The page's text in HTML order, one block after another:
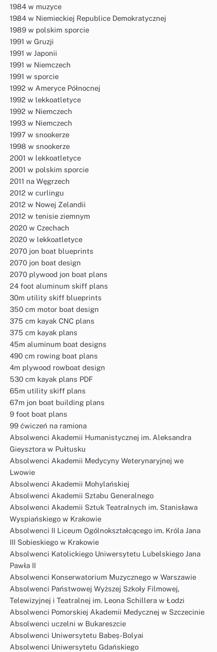
1984 w muzyce
1984 w Niemieckiej Republice Demokratycznej
1989 w polskim sporcie
1991 w Gruzji
1991 w Japonii
1991 w Niemczech
1991 w sporcie
1992 w Ameryce Północnej
1992 w lekkoatletyce
1992 w Niemczech
1993 w Niemczech
1997 w snookerze
1998 w snookerze
2001 w lekkoatletyce
2001 w polskim sporcie
2011 na Węgrzech
2012 w curlingu
2012 w Nowej Zelandii
2012 w tenisie ziemnym
2020 w Czechach
2020 w lekkoatletyce
2070 jon boat blueprints
2070 jon boat design
2070 plywood jon boat plans
24 foot aluminum skiff plans
30m utility skiff blueprints
350 cm motor boat design
375 cm kayak CNC plans
375 cm kayak plans
45m aluminum boat designs
490 cm rowing boat plans
4m plywood rowboat design
530 cm kayak plans PDF
65m utility skiff plans
67m jon boat building plans
9 foot boat plans
99 ćwiczeń na ramiona
Absolwenci Akademii Humanistycznej im. Aleksandra
Gieysztora w Pułtusku
Absolwenci Akademii Medycyny Weterynaryjnej we
Lwowie
Absolwenci Akademii Mohylańskiej
Absolwenci Akademii Sztabu Generalnego
Absolwenci Akademii Sztuk Teatralnych im. Stanisława
Wyspiańskiego w Krakowie
Absolwenci II Liceum Ogólnokształcącego im. Króla Jana
III Sobieskiego w Krakowie
Absolwenci Katolickiego Uniwersytetu Lubelskiego Jana
Pawła II
Absolwenci Konserwatorium Muzycznego w Warszawie
Absolwenci Państwowej Wyższej Szkoły Filmowej,
Telewizyjnej i Teatralnej im. Leona Schillera w Łodzi
Absolwenci Pomorskiej Akademii Medycznej w Szczecinie
Absolwenci uczelni w Bukareszcie
Absolwenci Uniwersytetu Babeș-Bolyai
Absolwenci Uniwersytetu Gdańskiego